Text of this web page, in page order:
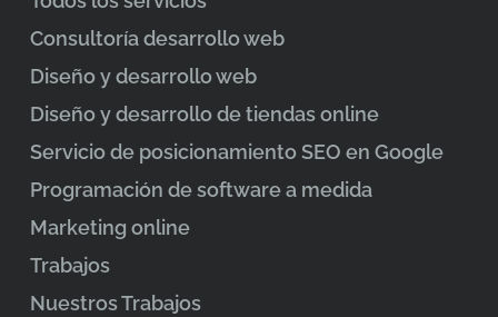
Consultoría desarrollo web
Diseño y desarrollo web
Diseño y desarrollo de tiendas online
Servicio de posicionamiento SEO en Google
Programación de software a medida
Marketing online
Trabajos
Nuestros Trabajos